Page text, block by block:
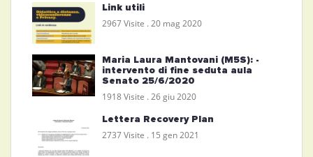
Link utili
2967 Visite . 20 mag 2020
Maria Laura Mantovani (M5S): -
intervento di fine seduta aula
Senato 25/6/2020
1918 Visite . 26 giu 2020
Lettera Recovery Plan
2737 Visite . 15 gen 2021